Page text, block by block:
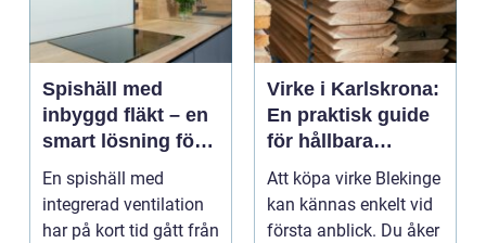
Spishäll med
inbyggd fläkt – en
smart lösning för
moderna kök
En spishäll med
integrerad ventilation
har på kort tid gått från
Virke i Karlskrona:
En praktisk guide
för hållbara
byggprojekt
Att köpa virke Blekinge
kan kännas enkelt vid
första anblick. Du åker